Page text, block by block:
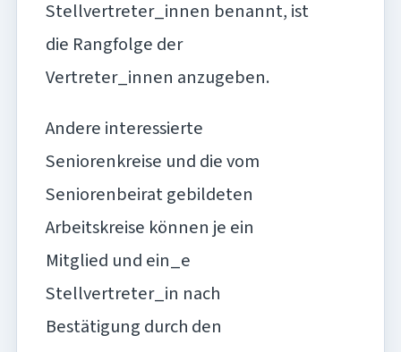
Stellvertreter_innen benannt, ist
die Rangfolge der
Vertreter_innen anzugeben.
Andere interessierte
Seniorenkreise und die vom
Seniorenbeirat gebildeten
Arbeitskreise können je ein
Mitglied und ein_e
Stellvertreter_in nach
Bestätigung durch den